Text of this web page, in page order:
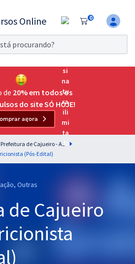
0
11
grátis por 7 dias!
para o Exame da
para as principais
de 20% em todos os
do site SÓ HOJE!
agora
Prefeitura de Cajueiro - AL
(Pós-Edital)
Outras
de Cajueiro